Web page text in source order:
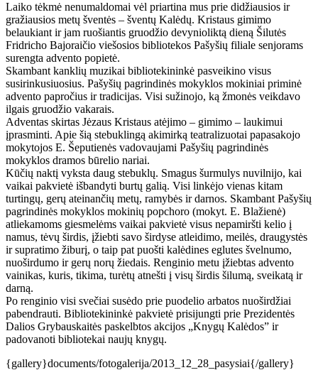
Laiko tėkmė nenumaldomai vėl priartina mus prie didžiausios ir
gražiausios metų šventės – šventų Kalėdų. Kristaus gimimo
belaukiant ir jam ruošiantis gruodžio devynioliktą dieną Šilutės
Fridricho Bajoraičio viešosios bibliotekos Pašyšių filiale senjorams
surengta advento popietė.
Skambant kanklių muzikai bibliotekininkė pasveikino visus
susirinkusiuosius. Pašyšių pagrindinės mokyklos mokiniai priminė
advento papročius ir tradicijas. Visi sužinojo, ką žmonės veikdavo
ilgais gruodžio vakarais.
Adventas skirtas Jėzaus Kristaus atėjimo – gimimo – laukimui
įprasminti. Apie šią stebuklingą akimirką teatralizuotai papasakojo
mokytojos E. Šeputienės vadovaujami Pašyšių pagrindinės
mokyklos dramos būrelio nariai.
Kūčių naktį vyksta daug stebuklų. Smagus šurmulys nuvilnijo, kai
vaikai pakvietė išbandyti burtų galią. Visi linkėjo vienas kitam
turtingų, gerų ateinančių metų, ramybės ir darnos. Skambant Pašyšių
pagrindinės mokyklos mokinių popchoro (mokyt. E. Blažienė)
atliekamoms giesmelėms vaikai pakvietė visus nepamiršti kelio į
namus, tėvų širdis, įžiebti savo širdyse atleidimo, meilės, draugystės
ir supratimo žiburį, o taip pat puošti kalėdines eglutes švelnumo,
nuoširdumo ir gerų norų žiedais. Renginio metu įžiebtas advento
vainikas, kuris, tikima, turėtų atnešti į visų širdis šilumą, sveikatą ir
darną.
Po renginio visi svečiai susėdo prie puodelio arbatos nuoširdžiai
pabendrauti. Bibliotekininkė pakvietė prisijungti prie Prezidentės
Dalios Grybauskaitės paskelbtos akcijos „Knygų Kalėdos” ir
padovanoti bibliotekai naujų knygų.
{gallery}documents/fotogalerija/2013_12_28_pasysiai{/gallery}